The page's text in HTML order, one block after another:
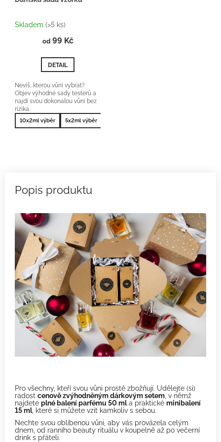
hodnocení
je
z
5
Skladem (>5 ks)
od99 Kč
DETAIL
Nevíš, kterou vůni vybrat?
Objev výhodné sady testerů a
najdi svou dokonalou vůni bez
rizika.
10x2ml výběr 5x2ml výběr
Pro všechny, kteří svou vůni prostě zbožňují. Udělejte (si)
radost cenově zvýhodněným dárkovým setem , v němž
najdete plné balení parfému 50 mla praktické minibalení
15 ml, které si můžete vzít kamkoliv s sebou.
Nechte svou oblíbenou vůni, aby vás provázela celým
dnem, od ranního beauty rituálu v koupelně až po večerní
drink s přáteli.